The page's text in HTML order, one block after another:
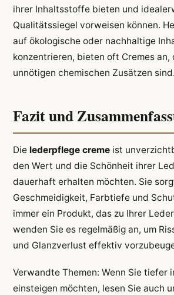
ihrer Inhaltsstoffe bieten und
Qualitätssiegel vorweisen können.
auf ökologische oder nachhaltige
konzentrieren, bieten oft Cremes an,
unnötigen chemischen Zusätzen sind.
Fazit und
Die lederpflege cremeist
den Wert und die Schönheit ihrer
dauerhaft erhalten möchten. Sie
Geschmeidigkeit, Farbtiefe und
immer ein Produkt, das zu Ihrer
wenden Sie es regelmäßig an, um
und Glanzverlust effektiv
Verwandte Themen: Wenn Sie tiefer
einsteigen möchten, lesen Sie auch